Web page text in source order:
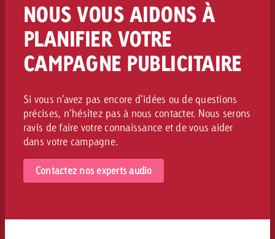
NOUS VOUS AIDONS À
PLANIFIER VOTRE
CAMPAGNE PUBLICITAIRE
Si vous n’avez pas encore d’idées ou de questions
précises, n’hésitez pas à nous contacter. Nous serons
ravis de faire votre connaissance et de vous aider
dans votre campagne.
Contactez nos experts audio